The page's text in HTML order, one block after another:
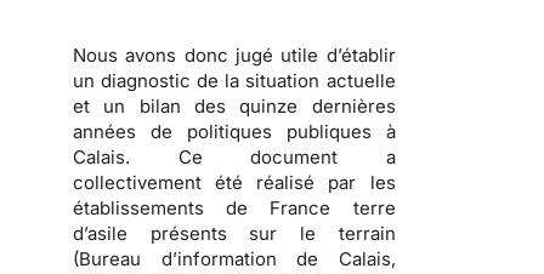
Nous avons donc jugé utile d’établir
un diagnostic de la situation actuelle
et un bilan des quinze dernières
années de politiques publiques à
Calais. Ce document a
collectivement été réalisé par les
établissements de France terre
d’asile présents sur le terrain
(Bureau d’information de Calais,